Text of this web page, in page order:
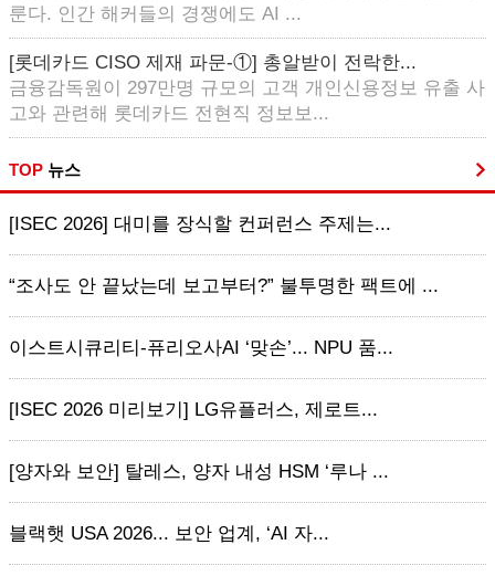
룬다. 인간 해커들의 경쟁에도 AI ...
[롯데카드 CISO 제재 파문-①] 총알받이 전락한...
금융감독원이 297만명 규모의 고객 개인신용정보 유출 사
고와 관련해 롯데카드 전현직 정보보...
TOP 뉴스
[ISEC 2026] 대미를 장식할 컨퍼런스 주제는...
“조사도 안 끝났는데 보고부터?” 불투명한 팩트에 ...
이스트시큐리티-퓨리오사AI ‘맞손’... NPU 품...
[ISEC 2026 미리보기] LG유플러스, 제로트...
[양자와 보안] 탈레스, 양자 내성 HSM ‘루나 ...
블랙햇 USA 2026... 보안 업계, ‘AI 자...